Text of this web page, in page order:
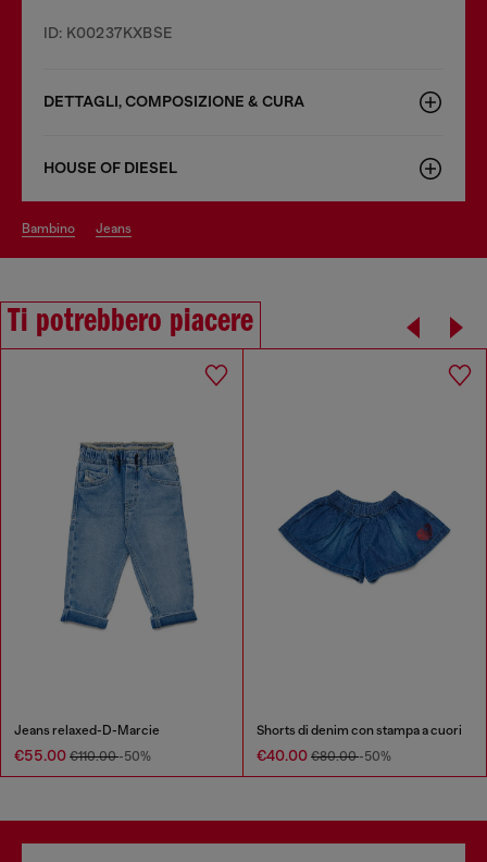
ID: K00237KXBSE
DETTAGLI, COMPOSIZIONE & CURA
HOUSE OF DIESEL
bambino jeans
Ti potrebbero piacere
Jeans relaxed-D-Marcie
€55.00 €110.00-50%
Shorts di denim con stampa a cuori
€40.00 €80.00-50%